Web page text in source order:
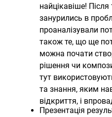
найцікавіше!
занурились в
проаналізували
також те, що ще
можна почати
рішення чи
тут
та знання, яким
відкриття, і
Презентація